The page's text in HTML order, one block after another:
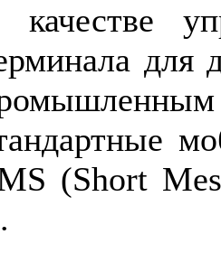
для
(Short